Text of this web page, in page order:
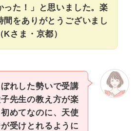
った！」と思いました。楽
間をありがとうございまし
Kさま・京都）
れした勢いで受講
先生の教え方が楽
めてなのに、天使
受けとれるように